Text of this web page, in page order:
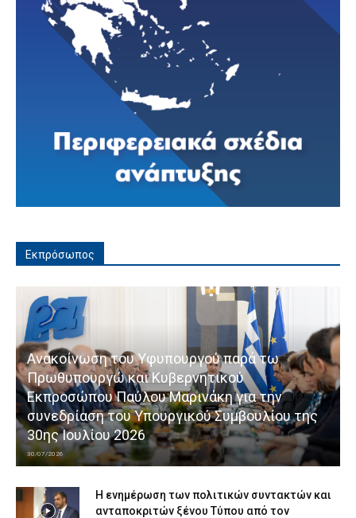
Εκπρόσωπος
Ανακοίνωση του Υφυπουργού παρά τω
Πρωθυπουργώ και Κυβερνητικού
Εκπροσώπου Παύλου Μαρινάκη για την
συνεδρίαση του Υπουργικού Συμβουλίου της
30ης Ιουλίου 2026
30/07/2026
Η ενημέρωση των πολιτικών συντακτών και
ανταποκριτών ξένου Τύπου από τον